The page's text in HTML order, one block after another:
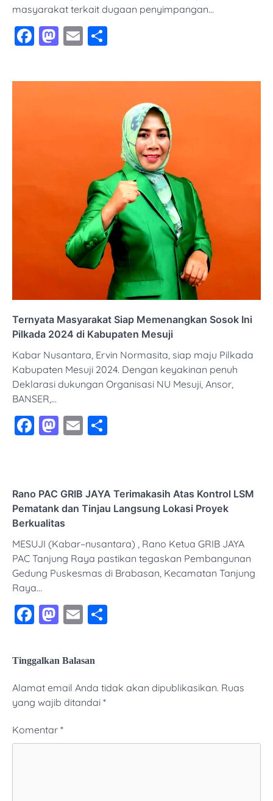
masyarakat terkait dugaan penyimpangan…
Facebook
Mastodon
Email
Ternyata Masyarakat Siap Memenangkan Sosok Ini
Pilkada 2024 di Kabupaten Mesuji
Kabar Nusantara, Ervin Normasita, siap maju Pilkada
Kabupaten Mesuji 2024. Dengan keyakinan penuh
Deklarasi dukungan Organisasi NU Mesuji, Ansor,
BANSER,…
Facebook
Mastodon
Email
Rano PAC GRIB JAYA Terimakasih Atas Kontrol LSM
Pematank dan Tinjau Langsung Lokasi Proyek
Berkualitas
MESUJI (Kabar–nusantara) , Rano Ketua GRIB JAYA
PAC Tanjung Raya pastikan tegaskan Pembangunan
Gedung Puskesmas di Brabasan, Kecamatan Tanjung
Raya…
Facebook
Mastodon
Email
Tinggalkan Balasan
Alamat email Anda tidak akan dipublikasikan. Ruas
yang wajib ditandai *
Komentar *